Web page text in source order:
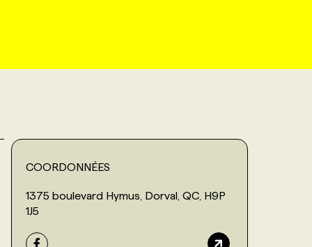
COORDONNÉES
1375 boulevard Hymus, Dorval, QC, H9P
1J5